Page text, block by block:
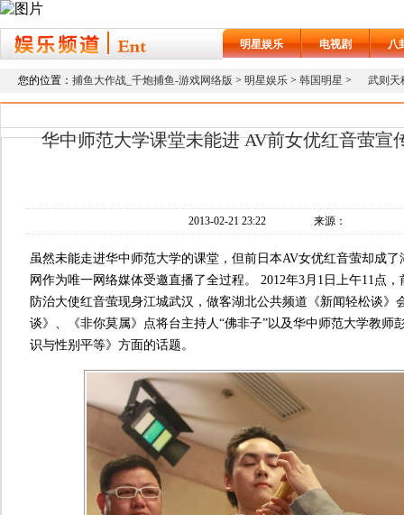
明星娱乐 电视剧 八
您的位置： 捕鱼大作战_千炮捕鱼-游戏网络版 > 明星娱乐 > 韩国明星 > 武则天
华中师范大学课堂未能进 AV前女优红音萤宣
2013-02-21 23:22 来源：
虽然未能走进华中师范大学的课堂，但前日本AV女优红音萤却成
网作为唯一网络媒体受邀直播了全过程。 2012年3月1日上午11点
防治大使红音萤现身江城武汉，做客湖北公共频道《新闻轻松谈》
谈》、《非你莫属》点将台主持人“佛非子”以及华中师范大学教师
识与性别平等》方面的话题。